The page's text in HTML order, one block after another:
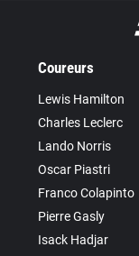
Coureurs
Lewis Hamilton
Charles Leclerc
Lando Norris
Oscar Piastri
Franco Colapinto
Pierre Gasly
Isack Hadjar